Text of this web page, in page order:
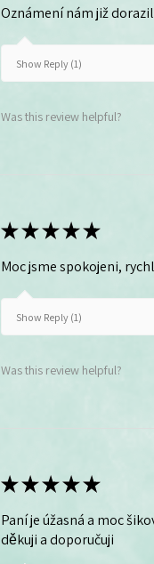
Oznámení nám již
Show Reply (1)
Was this review helpful?
★★★★★
Moc jsme spokojeni,
Show Reply (1)
Was this review helpful?
★★★★★
Paní je úžasná a moc
děkuji a doporučuji